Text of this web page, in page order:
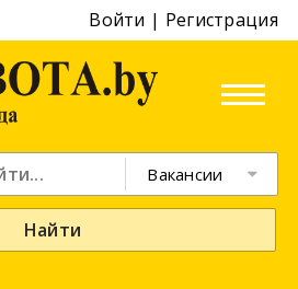
Войти | Регистрация
Вакансии
Найти